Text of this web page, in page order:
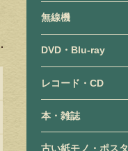
無線機
DVD・Blu-ray
レコード・CD
本・雑誌
古い紙モノ・ポス